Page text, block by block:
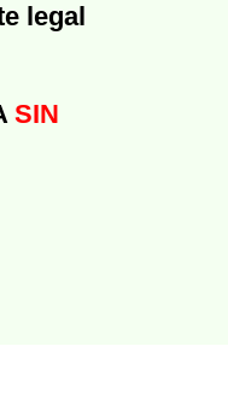
legal
SIN